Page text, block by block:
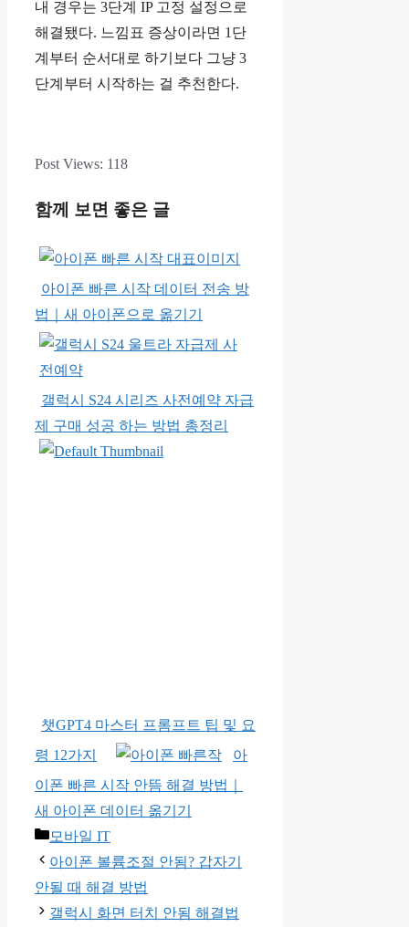
내 경우는 3단계 IP 고정 설정으로
해결됐다. 느낌표 증상이라면 1단
계부터 순서대로 하기보다 그냥 3
단계부터 시작하는 걸 추천한다.
Post Views: 118
함께 보면 좋은 글
아이폰 빠른 시작 데이터 전송 방
법｜새 아이폰으로 옮기기
갤럭시 S24 시리즈 사전예약 자급
제 구매 성공 하는 방법 총정리
챗GPT4 마스터 프롬프트 팁 및 요
령 12가지
아
이폰 빠른 시작 안뜸 해결 방법｜
새 아이폰 데이터 옮기기
카
테
고
리
모바일 IT
아이폰 볼륨조절 안됨? 갑자기
안될 때 해결 방법
갤럭시 화면 터치 안됨 해결법